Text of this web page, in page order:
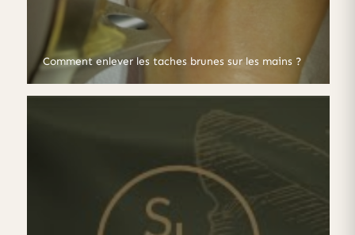
Comment enlever les taches brunes sur les mains ?